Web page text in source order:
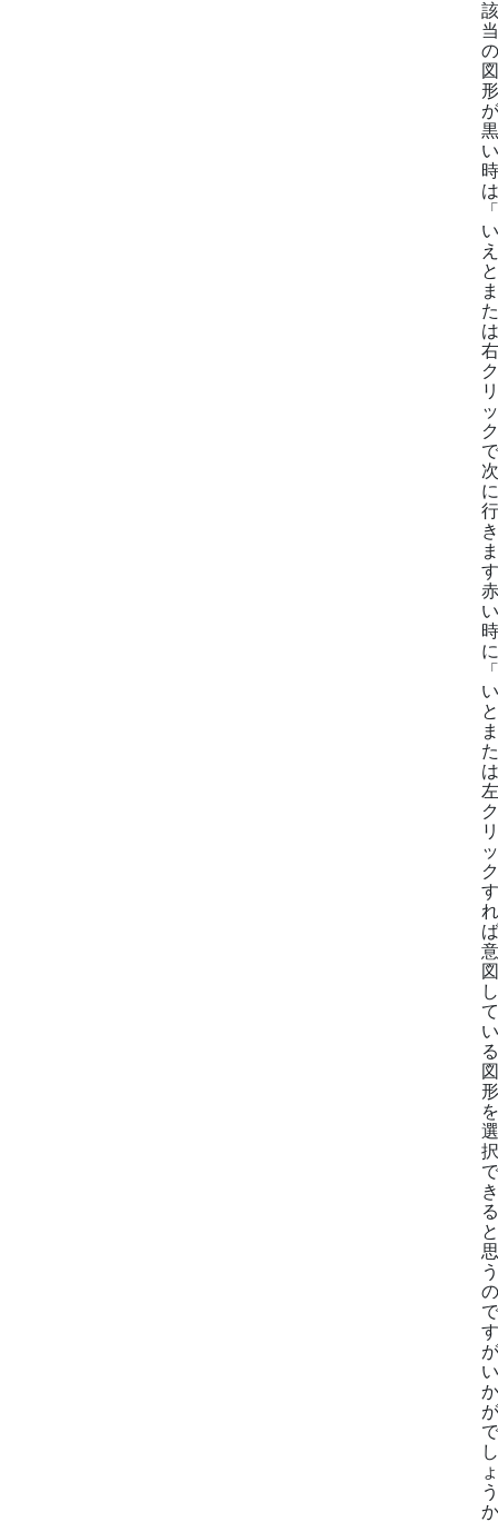
該
当
の
図
形
が
黒
い
時
は
い
と
ま
た
は
右
ク
リ
ッ
ク
で
次
に
行
き
ま
赤
い
時
に
と
ま
た
は
左
ク
リ
ッ
す
れ
ば
意
図
し
て
い
る
図
形
を
選
択
で
き
る
と
思
う
の
で
す
が
い
か
が
で
し
ょ
う